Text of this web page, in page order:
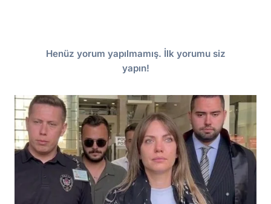
Henüz yorum yapılmamış. İlk yorumu siz
yapın!